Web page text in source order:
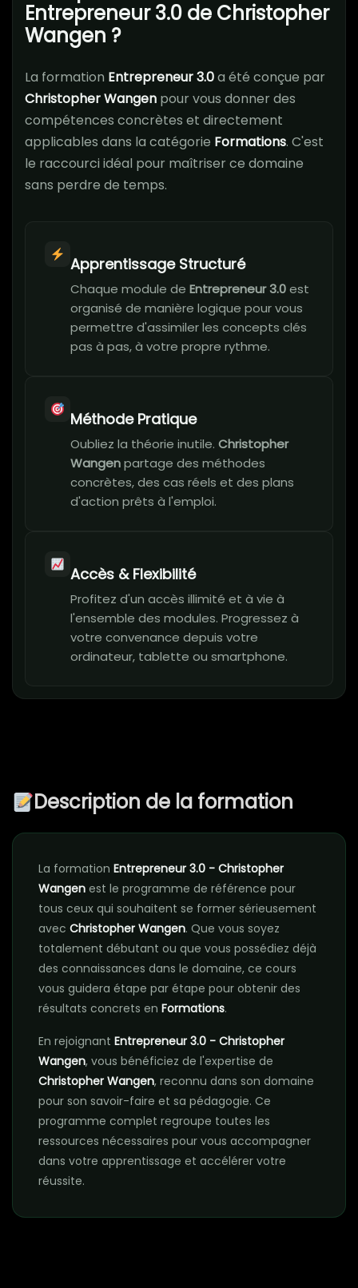
Entrepreneur 3.0 de Christopher
Wangen ?
La formation Entrepreneur 3.0a été conçue par
Christopher Wangen pour vous donner des
compétences concrètes et directement
applicables dans la catégorie Formations. C'est
le raccourci idéal pour maîtriser ce domaine
sans perdre de temps.
Apprentissage Structuré
Chaque module de Entrepreneur 3.0est
organisé de manière logique pour vous
permettre d'assimiler les concepts clés
pas à pas, à votre propre rythme.
Méthode Pratique
Oubliez la théorie inutile. Christopher
Wangenpartage des méthodes
concrètes, des cas réels et des plans
d'action prêts à l'emploi.
Accès & Flexibilité
Profitez d'un accès illimité et à vie à
l'ensemble des modules. Progressez à
votre convenance depuis votre
ordinateur, tablette ou smartphone.
Description de la formation
La formation Entrepreneur 3.0 - Christopher
Wangen est le programme de référence pour
tous ceux qui souhaitent se former sérieusement
avec Christopher Wangen. Que vous soyez
totalement débutant ou que vous possédiez déjà
des connaissances dans le domaine, ce cours
vous guidera étape par étape pour obtenir des
résultats concrets en Formations.
En rejoignant Entrepreneur 3.0 - Christopher
Wangen, vous bénéficiez de l'expertise de
Christopher Wangen, reconnu dans son domaine
pour son savoir-faire et sa pédagogie. Ce
programme complet regroupe toutes les
ressources nécessaires pour vous accompagner
dans votre apprentissage et accélérer votre
réussite.